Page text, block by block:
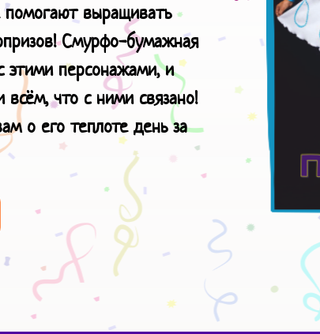
помогают выращивать
Смурфо-бумажная
этими персонажами, и
что с ними связано!
о его теплоте день за